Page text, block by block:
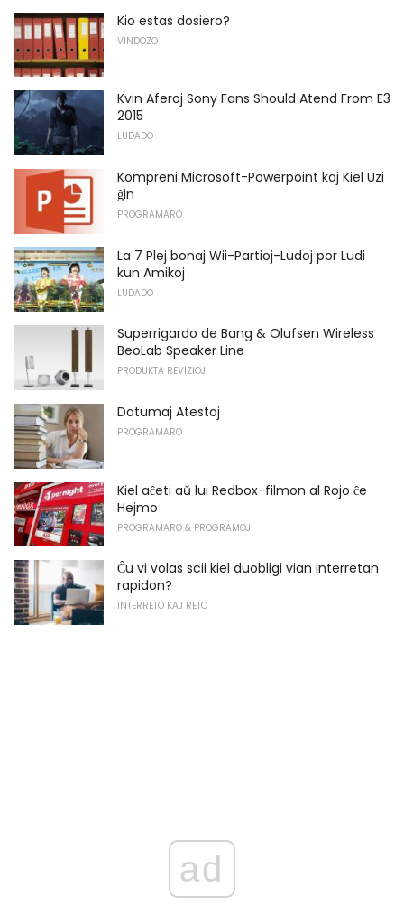
Kio estas dosiero?
VINDOZO
Kvin Aferoj Sony Fans Should Atend From E3
2015
LUDADO
Kompreni Microsoft-Powerpoint kaj Kiel Uzi
ĝin
PROGRAMARO
La 7 Plej bonaj Wii-Partioj-Ludoj por Ludi
kun Amikoj
LUDADO
Superrigardo de Bang & Olufsen Wireless
BeoLab Speaker Line
PRODUKTA REVIZIOJ
Datumaj Atestoj
PROGRAMARO
Kiel aĉeti aŭ lui Redbox-filmon al Rojo ĉe
Hejmo
PROGRAMARO & PROGRAMOJ
Ĉu vi volas scii kiel duobligi vian interretan
rapidon?
INTERRETO KAJ RETO
ad